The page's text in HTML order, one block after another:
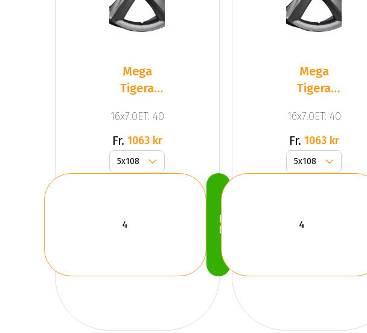
Mega
Tigera
Anthracite
Gr
16x7.0ET: 40
Fr. 1063 kr
Köp
Nu
Mega
Tigera
Anthracite
Gr
16x7.0ET: 40
Fr. 1063 kr